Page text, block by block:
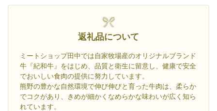
返礼品について
ミートショップ田中では自家牧場産のオリジナルブランド
牛『紀和牛』をはじめ、品質と衛生に留意し、健康で安全
でおいしい食肉の提供に努力しています。
熊野の豊かな自然環境で伸び伸びと育った牛肉は、柔らか
でコクがあり、きめが細かくなめらかな味わいが広く知ら
れています。